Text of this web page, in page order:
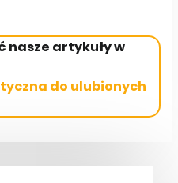
nasze artykuły w
do ulubionych